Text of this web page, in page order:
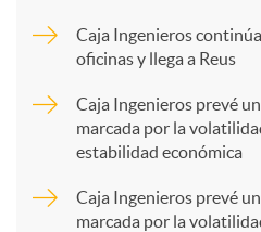
p
a
Caja Ingenieros
oficinas y llega a Reus
Caja Ingenieros prevé
marcada por la
estabilidad económica
Caja Ingenieros prevé
marcada por la